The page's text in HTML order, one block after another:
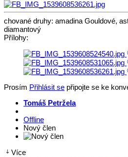
chované druhy: amadina Gouldové,
diamantový
Přílohy:
Prosím Přihlásit se připojte se ke
Tomáš Petržela
Offline
Nový člen
Více